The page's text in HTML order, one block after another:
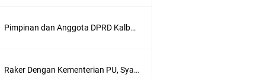
Pimpinan dan Anggota DPRD Kalbar Terima Aksi Massa Solmadapar Di Ruang Paripurna
Raker Dengan Kementerian PU, Syarief Abdullah Minta Inpres Jalan Daerah Jadi Program Prioritas